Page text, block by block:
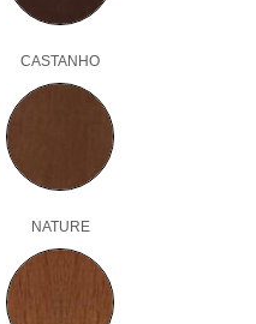
CASTANHO
NATURE